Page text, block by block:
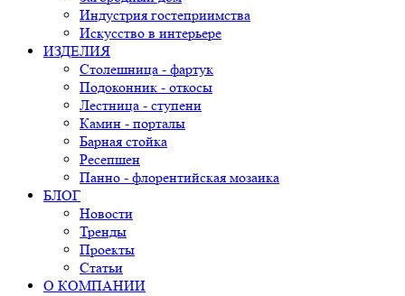
Индустрия гостеприимства
Искусство в интерьере
ИЗДЕЛИЯ
Столешница - фартук
Подоконник - откосы
Лестница - ступени
Камин - порталы
Барная стойка
Ресепшен
Панно - флорентийская мозаика
БЛОГ
Новости
Тренды
Проекты
Статьи
О КОМПАНИИ